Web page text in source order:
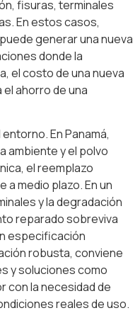
fisuras, terminales
En estos casos,
generar una nueva
donde la
el costo de una nueva
ahorro de una
En Panamá,
ambiente y el polvo
el reemplazo
medio plazo. En un
y la degradación
reparado sobreviva
especificación
robusta, conviene
y soluciones como
con la necesidad de
reales de uso.